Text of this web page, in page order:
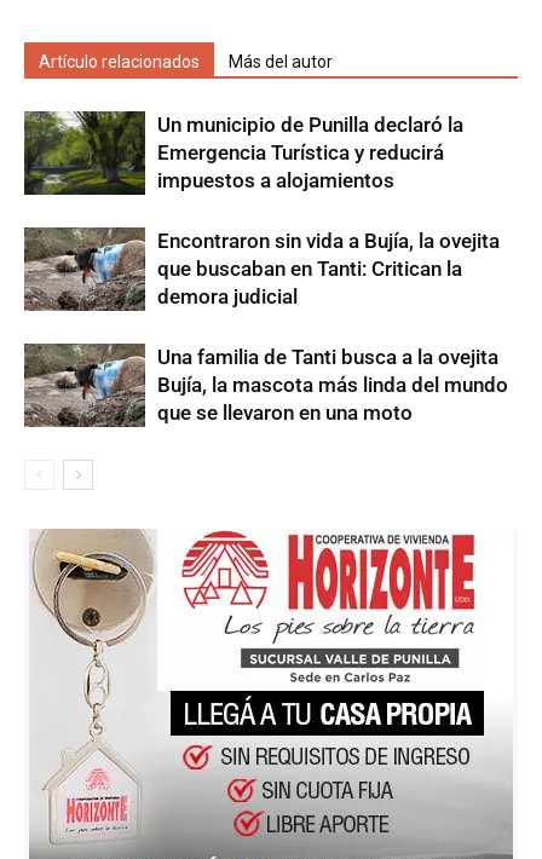
Artículo relacionados Más del autor
Un municipio de Punilla declaró la
Emergencia Turística y reducirá
impuestos a alojamientos
Encontraron sin vida a Bujía, la ovejita
que buscaban en Tanti: Critican la
demora judicial
Una familia de Tanti busca a la ovejita
Bujía, la mascota más linda del mundo
que se llevaron en una moto